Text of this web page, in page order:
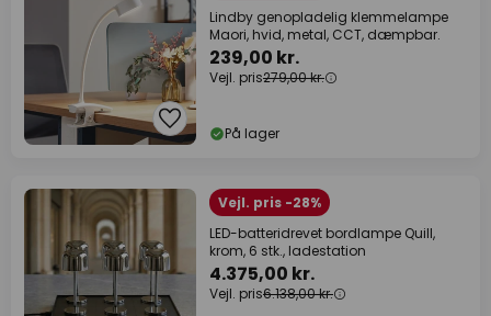
Lindby genopladelig klemmelampe
Maori, hvid, metal, CCT, dæmpbar.
239,00 kr.
Vejl. pris279,00 kr.
På lager
Vejl. pris -28%
LED-batteridrevet bordlampe Quill,
krom, 6 stk., ladestation
4.375,00 kr.
Vejl. pris6.138,00 kr.